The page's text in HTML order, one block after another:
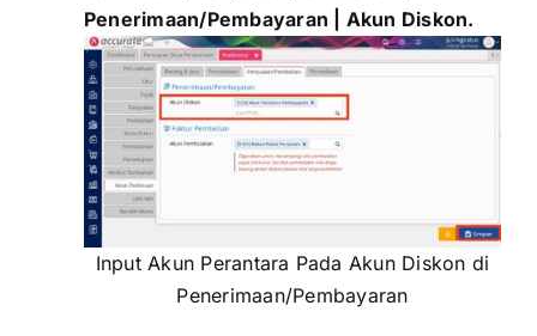
Penerimaan/Pembayaran | Akun Diskon.
Input Akun Perantara Pada Akun Diskon di
Penerimaan/Pembayaran